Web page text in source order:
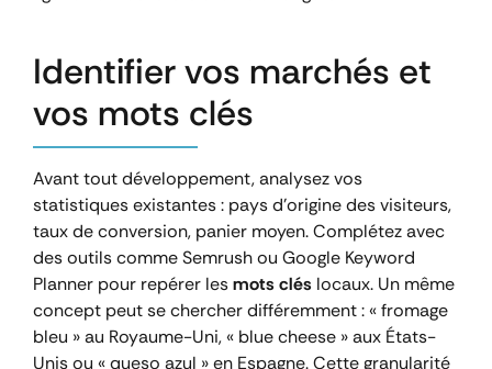
Identifier vos marchés et
vos mots clés
Avant tout développement, analysez vos
statistiques existantes : pays d’origine des visiteurs,
taux de conversion, panier moyen. Complétez avec
des outils comme Semrush ou Google Keyword
Planner pour repérer lesmots clés locaux. Un même
concept peut se chercher différemment : « fromage
bleu » au Royaume-Uni, « blue cheese » aux États-
Unis ou « queso azul » en Espagne. Cette granularité